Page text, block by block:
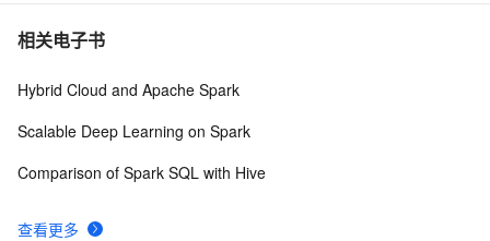
相关电子书
查看更多
Hybrid Cloud and Apache Spark
Scalable Deep Learning on Spark
Comparison of Spark SQL with Hive